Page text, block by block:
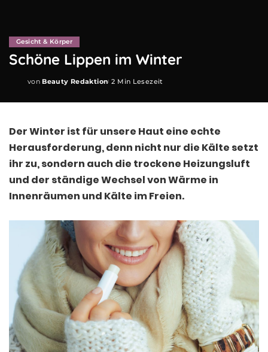
Gesicht & Körper
Schöne Lippen im Winter
Posted
von Beauty Redaktion 2 Min Lesezeit
Der Winter ist für unsere Haut eine echte
Herausforderung, denn nicht nur die Kälte setzt
ihr zu, sondern auch die trockene Heizungsluft
und der ständige Wechsel von Wärme in
Innenräumen und Kälte im Freien.